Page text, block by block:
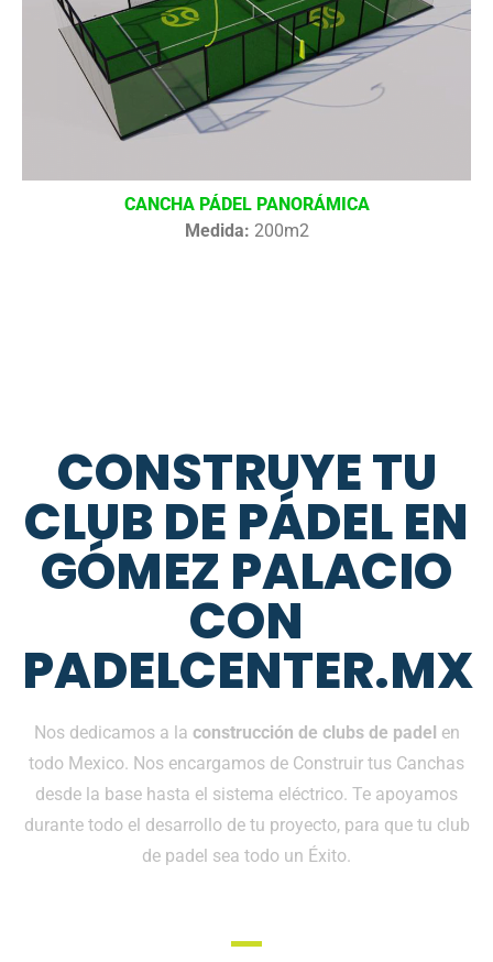
CANCHA PÁDEL PANORÁMICA
Medida: 200m2
CONSTRUYE TU
CLUB DE PÁDEL EN
GÓMEZ PALACIO
CON
PADELCENTER.MX
Nos dedicamos a la construcción de clubs de padel en
todo Mexico. Nos encargamos de Construir tus Canchas
desde la base hasta el sistema eléctrico. Te apoyamos
durante todo el desarrollo de tu proyecto, para que tu club
de padel sea todo un Éxito.